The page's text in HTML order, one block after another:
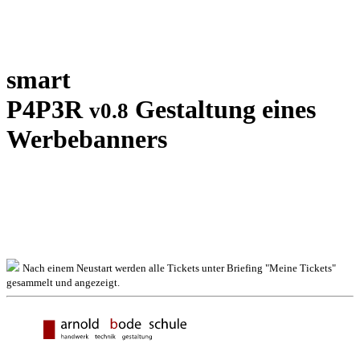
smart
P4P3R v0.8 Gestaltung eines
Werbebanners
Nach einem Neustart werden alle Tickets unter Briefing "Meine Tickets"
gesammelt und angezeigt.